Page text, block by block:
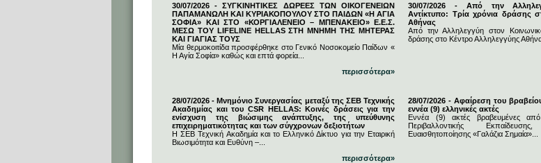
30/07/2026 - ΣΥΓΚΙΝΗΤΙΚΕΣ ΔΩΡΕΕΣ ΤΩΝ ΟΙΚΟΓΕΝΕΙΩΝ
ΠΑΠΑΜΑΝΩΛΗ ΚΑΙ ΚΥΡΙΑΚΟΠΟΥΛΟΥ ΣΤΟ ΠΑΙΔΩΝ «Η ΑΓΙΑ
ΣΟΦΙΑ» ΚΑΙ ΣΤΟ «ΚΟΡΓΙΑΛΕΝΕΙΟ – ΜΠΕΝΑΚΕΙΟ» Ε.Ε.Σ.
ΜΕΣΩ ΤΟΥ LIFELINE HELLAS ΣΤΗ ΜΝΗΜΗ ΤΗΣ ΜΗΤΕΡΑΣ
ΚΑΙ ΓΙΑΓΙΑΣ ΤΟΥΣ
Μία θερμοκοιτίδα προσφέρθηκε στο Γενικό Νοσοκομείο Παίδων «
Η Αγία Σοφία» καθώς και επτά φορεία...
περισσότερα»
30/07/2026 - Από την
Αντίκτυπο: Τρία χρόνια δράσης
Αθήνας
Από την Αλληλεγγύη στον
δράσης στο Κέντρο Αλληλεγγύης
28/07/2026 - Μνημόνιο Συνεργασίας μεταξύ της ΣΕΒ Τεχνικής
Ακαδημίας και του CSR HELLAS: Κοινές δράσεις για την
ενίσχυση της βιώσιμης ανάπτυξης, της υπεύθυνης
επιχειρηματικότητας και των σύγχρονων δεξιοτήτων
Η ΣΕΒ Τεχνική Ακαδημία και το Ελληνικό Δίκτυο για την Εταιρική
Βιωσιμότητα και Ευθύνη –...
περισσότερα»
28/07/2026 - Αφαίρεση του
εννέα (9) ελληνικές ακτές
Εννέα (9) ακτές βραβευμένες
Περιβαλλοντικής
Ευαισθητοποίησης «Γαλάζια Σημαία»...